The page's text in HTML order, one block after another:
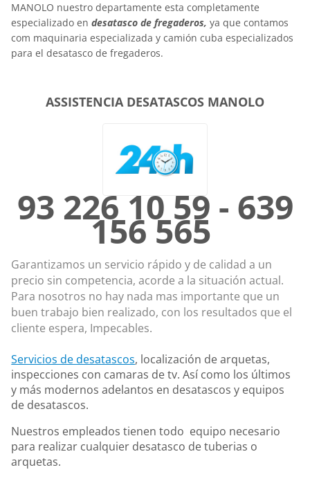
MANOLO nuestro departamente esta completamente
especializado en desatasco de fregaderos, ya que contamos
com maquinaria especializada y camión cuba especializados
para el desatasco de fregaderos.
ASSISTENCIA DESATASCOS MANOLO
93 226 10 59 - 639
156 565
Garantizamos un servicio rápido y de calidad a un
precio sin competencia, acorde a la situación actual.
Para nosotros no hay nada mas importante que un
buen trabajo bien realizado, con los resultados que el
cliente espera, Impecables.
Servicios de desatascos, localización de arquetas,
inspecciones con camaras de tv. Así como los últimos
y más modernos adelantos en desatascos y equipos
de desatascos.
Nuestros empleados tienen todo equipo necesario
para realizar cualquier desatasco de tuberias o
arquetas.